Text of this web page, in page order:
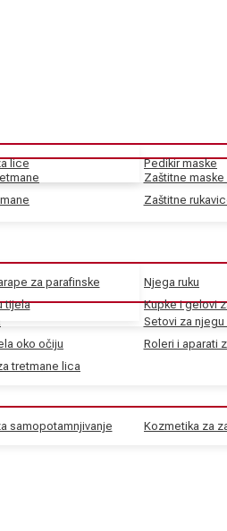
za parafinske
Zaštitne
Zaštitne
oko očiju
tretmane lica
Setovi za njegu
Roleri i aparati
lice Pedikir maske
tijela
Njega ruku
Kupke i gelovi
samopotamnjivanje Kozmetika za